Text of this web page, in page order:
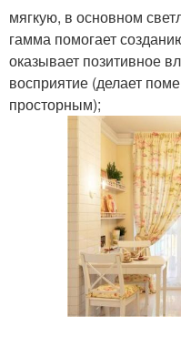
мягкую, в основном
гамма помогает
оказывает позитивное
восприятие (делает
просторным);